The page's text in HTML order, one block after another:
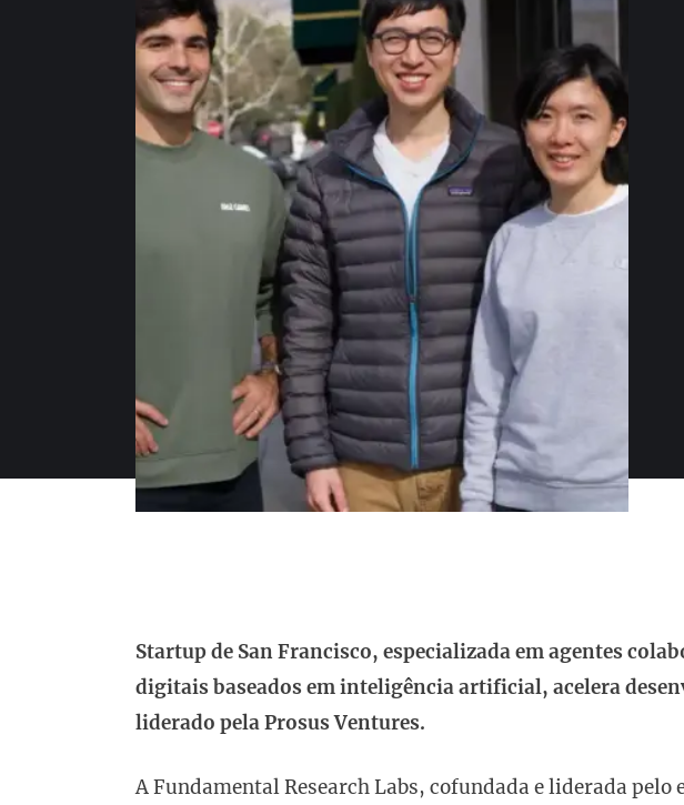
Startup de San Francisco, especializada em agentes
digitais baseados em inteligência artificial, acelera
liderado pela Prosus Ventures.
A Fundamental Research Labs, cofundada e liderada